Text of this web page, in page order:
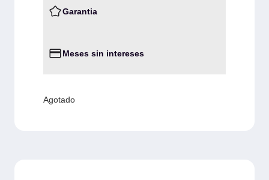
Garantia
Meses sin intereses
Agotado